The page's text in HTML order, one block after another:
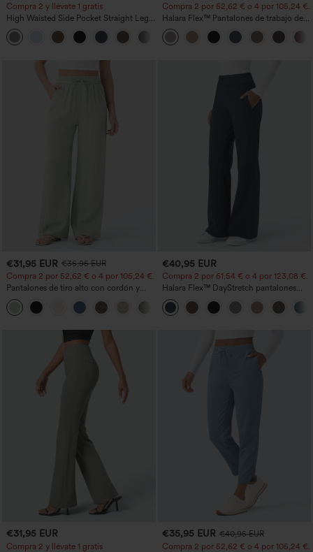
Compra 2 y llévate 1 gratis
High Waisted Side Pocket Straight Leg
Work Pants
+23
Compra 2 por 52,62 € o 4 por 105,24 €.
Halara Flex™ Pantalones de trabajo de
talle alto, moldeadores del cuerpo, que
estilizan la cintura, con bolsillos, de
pierna ancha en micro‑waffle
€31,95 EUR €35,95 EUR
Compra 2 por 52,62 € o 4 por 105,24 €.
Pantalones de tiro alto con cordón y
bolsillos, pernera ancha, holgados y de
estilo casual con tacto de lino.
+15
€40,95 EUR
Compra 2 por 61,54 € o 4 por 123,08 €.
Halara Flex™ DayStretch pantalones
acampanados de trabajo de tiro medio
con bolsillo lateral con cremallera
€31,95 EUR
Compra 2 y llévate 1 gratis
€35,95 EUR €40,95 EUR
Compra 2 por 52,62 € o 4 por 105,24 €.